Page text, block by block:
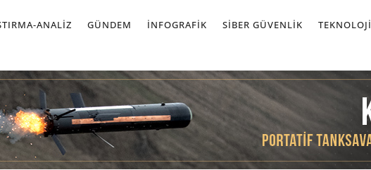
ANALIZ GÜNDEM İNFOGRAFIK SIBER GÜVENLIK TEKNOLOJI